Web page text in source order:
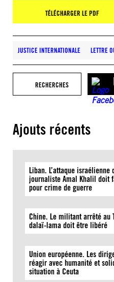
TÉLÉCHARGER LE PDF
JUSTICE INTERNATIONALE LETTRE
RECHERCHES
Ajouts récents
Liban. L’attaque
journaliste Amal Khalil doit
pour crime de guerre
Chine. Le militant arrêté au
dalaï-lama doit être libéré
Union européenne. Les
réagir avec humanité et
situation à Ceuta